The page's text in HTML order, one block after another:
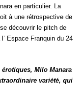
en particulier. La
à une rétrospective de
découvrir le pitch de
Espace Franquin du 24
Milo Manara
variété, qui